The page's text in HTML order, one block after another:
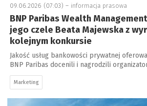
09.06.2026 (07:03) – informacja prasowa
BNP Paribas Wealth
jego czele Beata Majewska z
kolejnym konkursie
Jakość usług bankowości prywatnej
BNP Paribas docenili i nagrodzili
Marketing
a